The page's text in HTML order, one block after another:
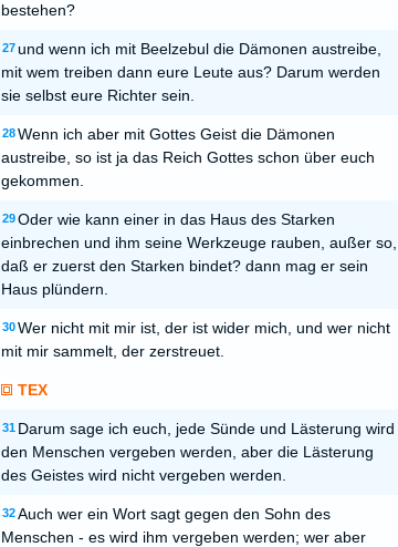
bestehen?
27 und wenn ich mit Beelzebul die Dämonen austreibe,
mit wem treiben dann eure Leute aus? Darum werden
sie selbst eure Richter sein.
28 Wenn ich aber mit Gottes Geist die Dämonen
austreibe, so ist ja das Reich Gottes schon über euch
gekommen.
29 Oder wie kann einer in das Haus des Starken
einbrechen und ihm seine Werkzeuge rauben, außer so,
daß er zuerst den Starken bindet? dann mag er sein
Haus plündern.
30 Wer nicht mit mir ist, der ist wider mich, und wer nicht
mit mir sammelt, der zerstreuet.
TEX
31 Darum sage ich euch, jede Sünde und Lästerung wird
den Menschen vergeben werden, aber die Lästerung
des Geistes wird nicht vergeben werden.
32 Auch wer ein Wort sagt gegen den Sohn des
Menschen - es wird ihm vergeben werden; wer aber